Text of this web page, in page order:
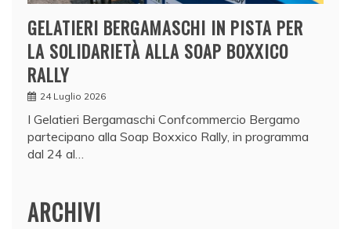
GELATIERI BERGAMASCHI IN PISTA PER
LA SOLIDARIETÀ ALLA SOAP BOXXICO
RALLY
24 Luglio 2026
I Gelatieri Bergamaschi Confcommercio Bergamo
partecipano alla Soap Boxxico Rally, in programma
dal 24 al…
ARCHIVI